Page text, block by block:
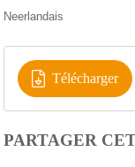
Neerlandais
Télécharger
PARTAGER